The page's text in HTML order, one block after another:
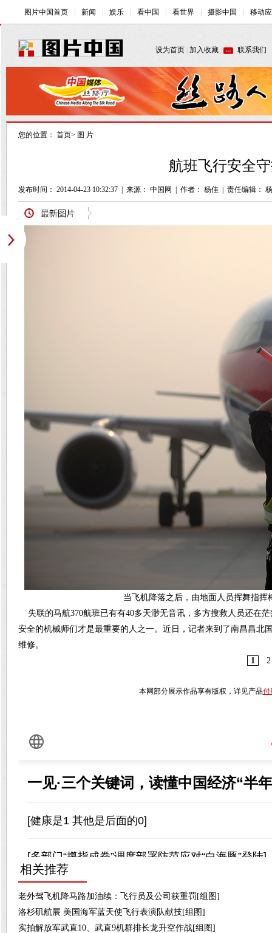
您的位置： 首页> 图 片
航班飞行安全
发布时间： 2014-04-23 10:32:37 来源： 中国网 作者： 杨佳 责任编辑：
当飞机降落之后，由地面人员挥舞指
失联的马航370航班已有有40多天渺无音讯，多方搜救人员还在
安全的机械师们才是最重要的人之一。近日，记者来到了南昌昌
维修。
1
2
本网部分展示作品享有版权，详见产品付
相关推荐
老外驾飞机降马路加油续：飞行员及公司获重罚[组图]
洛杉矶航展 美国海军蓝天使飞行表演队献技[组图]
实拍解放军武直10、武直9机群排长龙升空作战[组图]